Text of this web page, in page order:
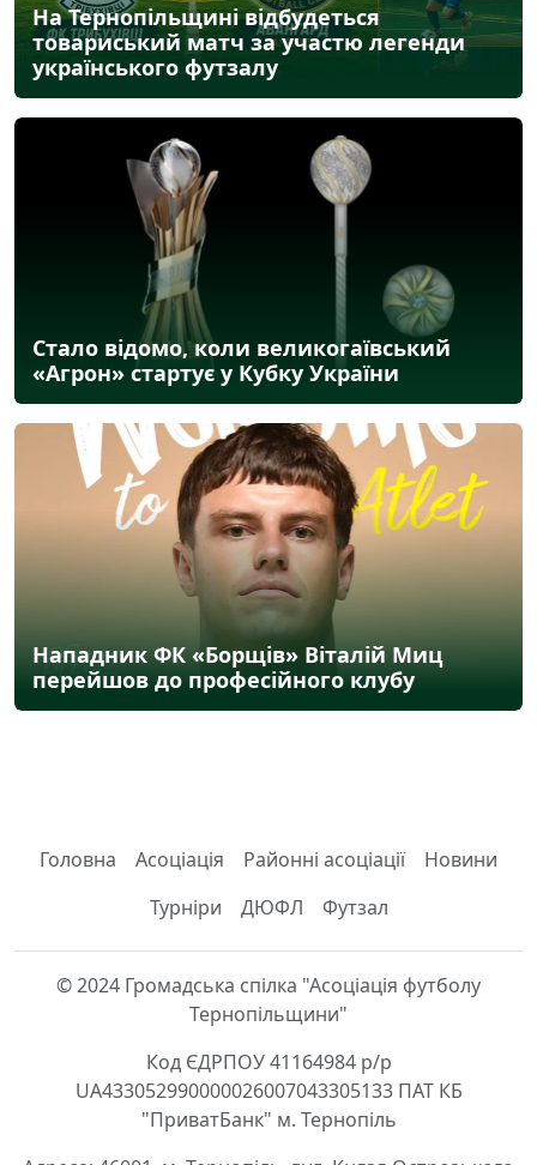
На Тернопільщині відбудеться
товариський матч за участю легенди
українського футзалу
Стало відомо, коли великогаївський
«Агрон» стартує у Кубку України
Нападник ФК «Борщів» Віталій Миц
перейшов до професійного клубу
Головна Асоціація Районні асоціації
Новини
Турніри
ДЮФЛ Футзал
© 2024 Громадська спілка "Асоціація футболу
Тернопільщини"
Код ЄДРПОУ 41164984 р/р
UA433052990000026007043305133 ПАТ КБ
"ПриватБанк" м. Тернопіль